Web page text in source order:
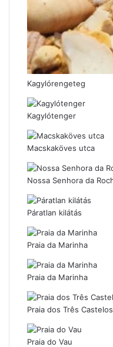
Kagylórengeteg
Kagylótenger
Macskaköves utca
Nossa Senhora da
Páratlan kilátás
Praia da Marinha
Praia da Marinha
Praia dos Três Castelos
Praia do Vau